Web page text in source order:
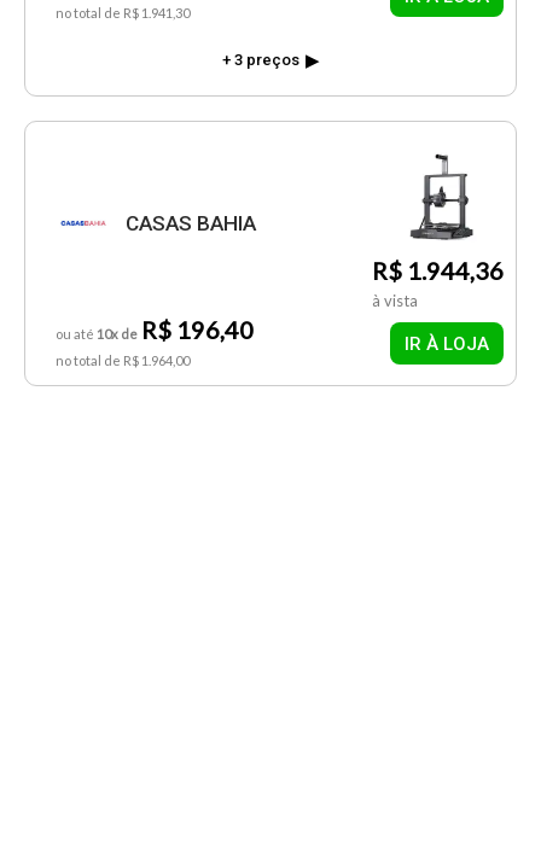
no total de R$ 1.941,30
+ 3 preços
CASAS BAHIA
R$ 1.944,36
à vista
ou até 10x de R$ 196,40
no total de R$ 1.964,00
IR À LOJA